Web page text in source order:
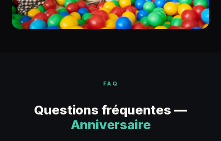
FAQ
Questions fréquentes —
Anniversaire